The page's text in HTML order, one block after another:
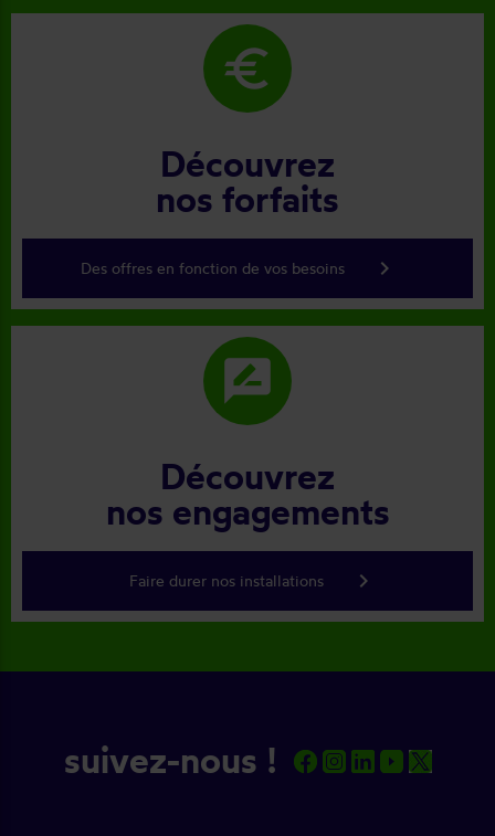
euro
Découvrez
nos forfaits
Des offres en fonction de vos besoins keyboard_arrow_right
rate_review
Découvrez
nos engagements
Faire durer nos installations keyboard_arrow_right
suivez-nous !